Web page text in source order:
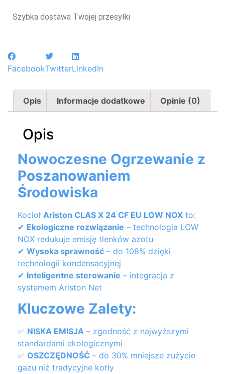
FacebookTwitterLinkedIn
Szybka dostawa Twojej przesyłki
Opis Informacje dodatkowe Opinie (0)
Opis
Nowoczesne Ogrzewanie z
Poszanowaniem
Środowiska
Kocioł Ariston CLAS X 24 CF EU LOW NOX to:
✔ Ekologiczne rozwiązanie – technologia LOW
NOX redukuje emisję tlenków azotu
✔ Wysoka sprawność – do 108% dzięki
technologii kondensacyjnej
✔ Inteligentne sterowanie – integracja z
systemem Ariston Net
Kluczowe Zalety:
✅ NISKA EMISJA – zgodność z najwyższymi
standardami ekologicznymi
✅ OSZCZĘDNOŚĆ – do 30% mniejsze zużycie
gazu niż tradycyjne kotły